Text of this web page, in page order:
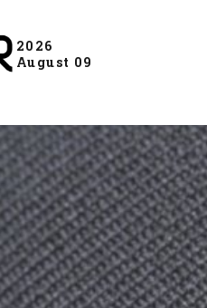
2026
August 09